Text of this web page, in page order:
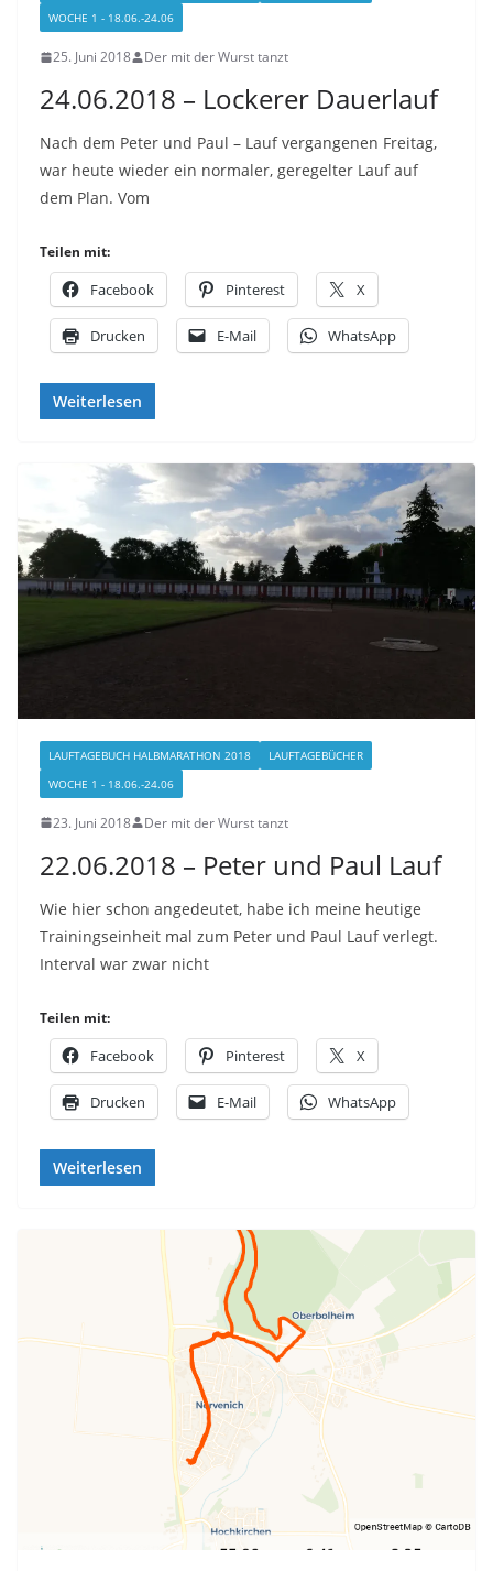
WOCHE 1 - 18.06.-24.06
25. Juni 2018 Der mit der Wurst tanzt
24.06.2018 – Lockerer Dauerlauf
Nach dem Peter und Paul – Lauf vergangenen Freitag,
war heute wieder ein normaler, geregelter Lauf auf
dem Plan. Vom
Teilen mit:
Facebook Pinterest X
Drucken E-Mail WhatsApp
Weiterlesen
LAUFTAGEBUCH HALBMARATHON 2018
LAUFTAGEBÜCHER
WOCHE 1 - 18.06.-24.06
23. Juni 2018 Der mit der Wurst tanzt
22.06.2018 – Peter und Paul Lauf
Wie hier schon angedeutet, habe ich meine heutige
Trainingseinheit mal zum Peter und Paul Lauf verlegt.
Interval war zwar nicht
Teilen mit:
Facebook Pinterest X
Drucken E-Mail WhatsApp
Weiterlesen